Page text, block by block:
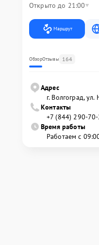
Открыто до 21:00
Маршрут
ОбзорОтзывы 164
Адрес
г. Волгоград, ул.
Контакты
+7 (844) 290-
Время работы
Работаем с